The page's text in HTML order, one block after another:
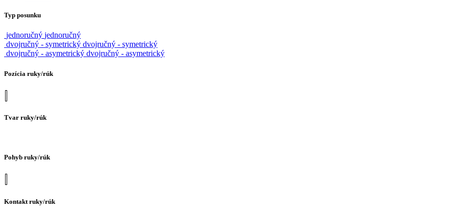
Typ posunku
jednoručný jednoručný
dvojručný - symetrický dvojručný - symetrický
dvojručný - asymetrický dvojručný - asymetrický
Pozícia ruky/rúk
Tvar ruky/rúk
Pohyb ruky/rúk
Kontakt ruky/rúk